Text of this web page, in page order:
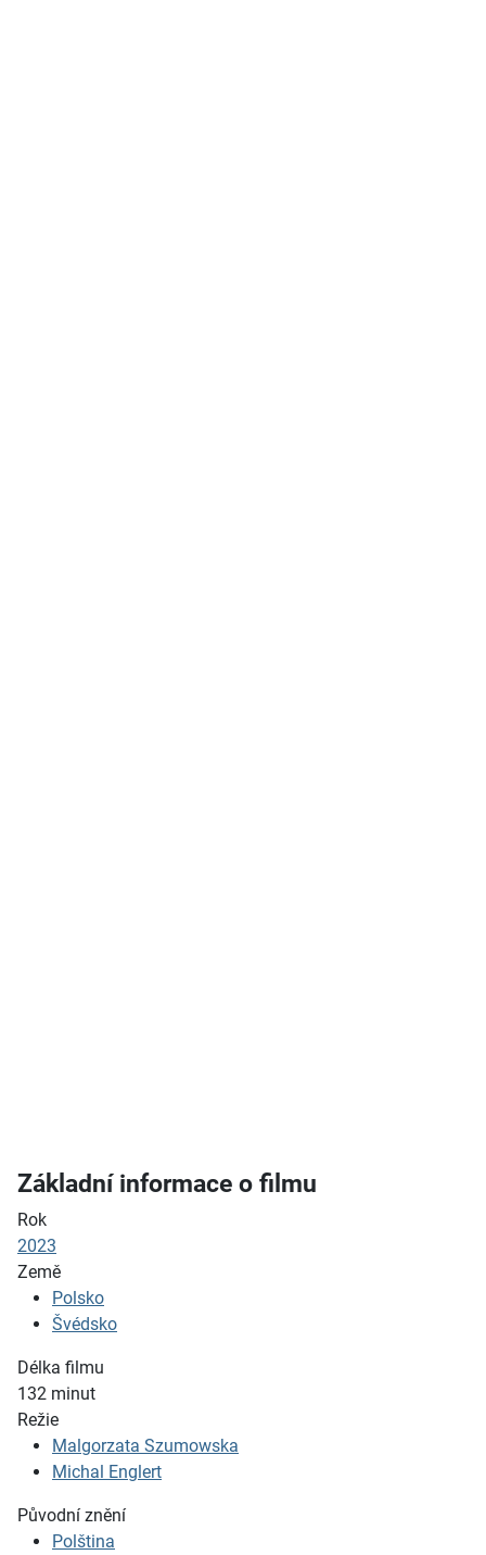
Základní informace o filmu
Rok
2023
Země
Polsko
Švédsko
Délka filmu
132 minut
Režie
Malgorzata Szumowska
Michal Englert
Původní znění
Polština